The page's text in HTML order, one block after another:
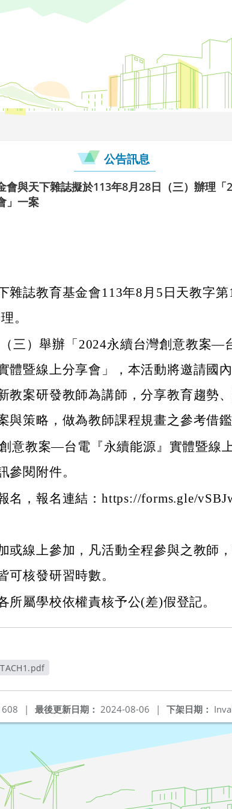
公告訊息
會與天下雜誌擬於113年8月28日（三）辦理
」一案
雜誌教育基金會113年8月5日天教字第
。
三）舉辦「2024永續台灣創意教案—
體暨線上分享會」，本活動將邀請國
教案研發教師為講師，分享教育趨勢
與策略，做為教師課程規畫之參考借鑑
創意教案—台電『永續能源』實體暨線
參閱附件。
名，報名連結：https://forms.gle/
或線上參加，凡活動全程參與之教師
可核發研習時數。
所屬學校依權責核予公(差)假登記。
下架日期：
最後更新日期： 2024-08-06 |
608 |